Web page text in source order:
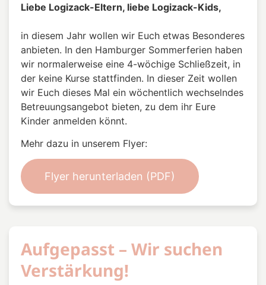
Liebe Logizack-Eltern, liebe Logizack-Kids,
in diesem Jahr wollen wir Euch etwas Besonderes
anbieten. In den Hamburger Sommerferien haben
wir normalerweise eine 4-wöchige Schließzeit, in
der keine Kurse stattfinden. In dieser Zeit wollen
wir Euch dieses Mal ein wöchentlich wechselndes
Betreuungsangebot bieten, zu dem ihr Eure
Kinder anmelden könnt.
Mehr dazu in unserem Flyer:
Flyer herunterladen (PDF)
Aufgepasst – Wir suchen
Verstärkung!